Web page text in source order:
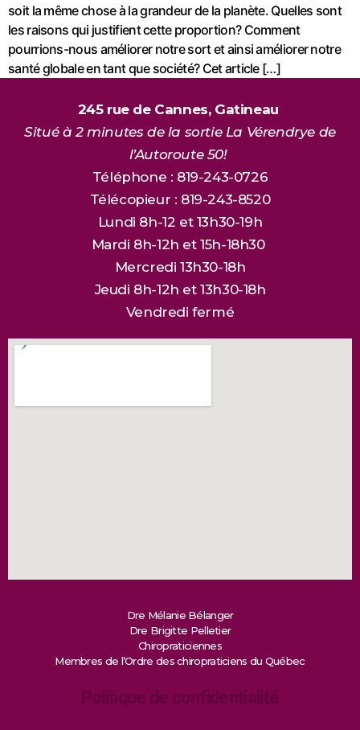
soit la même chose à la grandeur de la planète. Quelles sont
les raisons qui justifient cette proportion? Comment
pourrions-nous améliorer notre sort et ainsi améliorer notre
santé globale en tant que société? Cet article […]
245 rue de Cannes, Gatineau
Situé à 2 minutes de la sortie La Vérendrye de
l’Autoroute 50!
Téléphone : 819-243-0726
Télécopieur : 819-243-8520
Lundi 8h-12 et 13h30-19h
Mardi 8h-12h et 15h-18h30
Mercredi 13h30-18h
Jeudi 8h-12h et 13h30-18h
Vendredi fermé
Dre Mélanie Bélanger
Dre Brigitte Pelletier
Chiropraticiennes
Membres de l’Ordre des chiropraticiens du Québec
Politique de confidentialité